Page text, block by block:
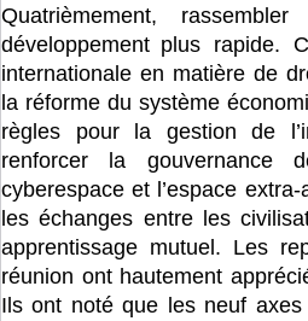
Quatrièmement,
développement plus rapide.
internationale en matière de
la réforme du système
règles pour la gestion de
renforcer la gouvernance
cyberespace et l’espace
les échanges entre les
apprentissage mutuel. Les
réunion ont hautement
Ils ont noté que les neuf